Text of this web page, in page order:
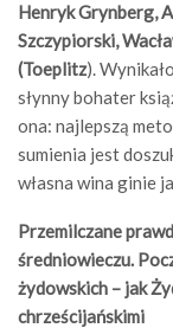
Henryk Grynberg,
Szczypiorski,
(Toeplitz).
słynny bohater
ona: najlepszą
sumienia jest
własna wina ginie
Przemilczane
średniowieczu.
żydowskich – jak
chrześcijańskimi